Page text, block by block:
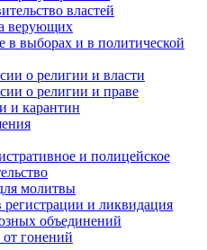
властей
верующих
в выборах и в политической
о религии и власти
о религии и праве
и карантин
и полицейское
молитвы
регистрации и ликвидация
объединений
гонений